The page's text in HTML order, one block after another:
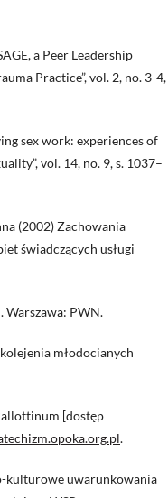
a Peer Leadership
Practice”, vol. 2, no. 3-4,
sex work: experiences of
vol. 14, no. 9, s. 1037–
(2002) Zachowania
świadczących usługi
Warszawa: PWN.
młodocianych
[dostęp
.
kulturowe uwarunkowania